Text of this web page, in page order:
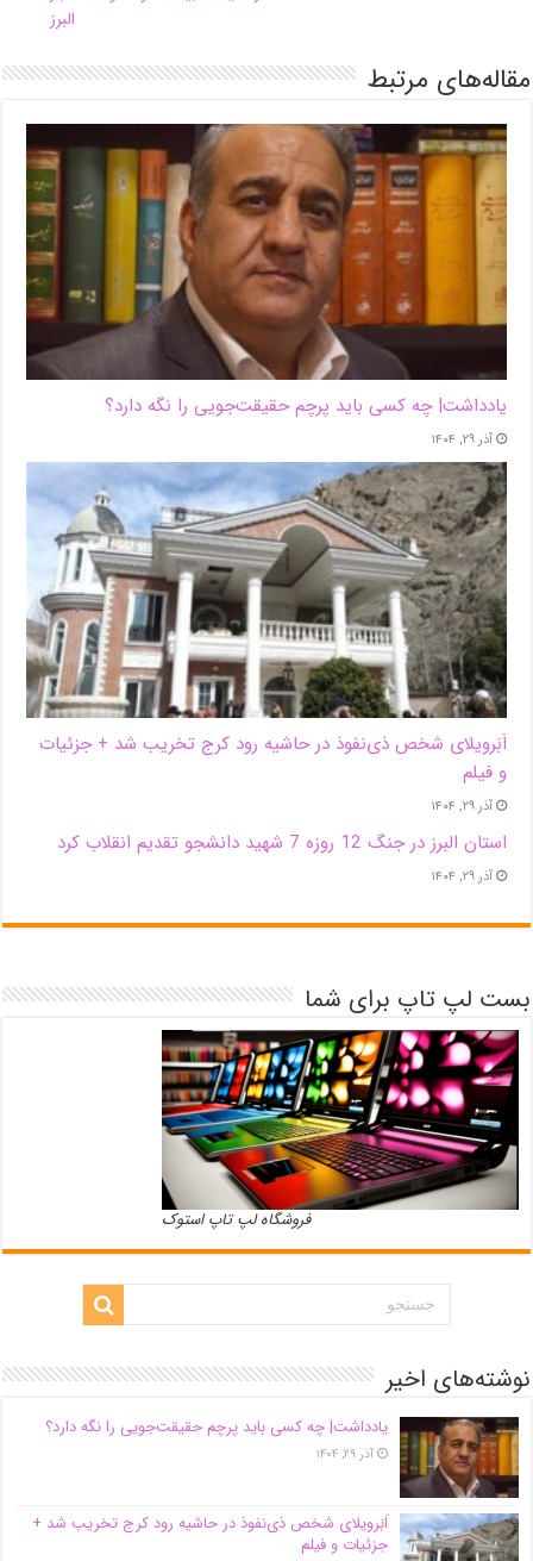
البرز
مقاله‌های مرتبط
یادداشت| ‌چه کسی باید پرچم حقیقت‌جویی را نگه دارد؟
آذر ۲۹, ۱۴۰۴
اَبَر‌ویلای شخص ذی‌نفوذ در حاشیه‌ رود کرج تخریب شد + جزئیات
و فیلم
آذر ۲۹, ۱۴۰۴
استان البرز در جنگ 12 روزه 7 شهید دانشجو تقدیم انقلاب کرد
آذر ۲۹, ۱۴۰۴
بست لپ تاپ برای شما
فروشگاه لپ تاپ استوک
نوشته‌های اخیر
یادداشت| ‌چه کسی باید پرچم حقیقت‌جویی را نگه دارد؟
آذر ۲۹, ۱۴۰۴
اَبَر‌ویلای شخص ذی‌نفوذ در حاشیه‌ رود کرج تخریب شد +
جزئیات و فیلم